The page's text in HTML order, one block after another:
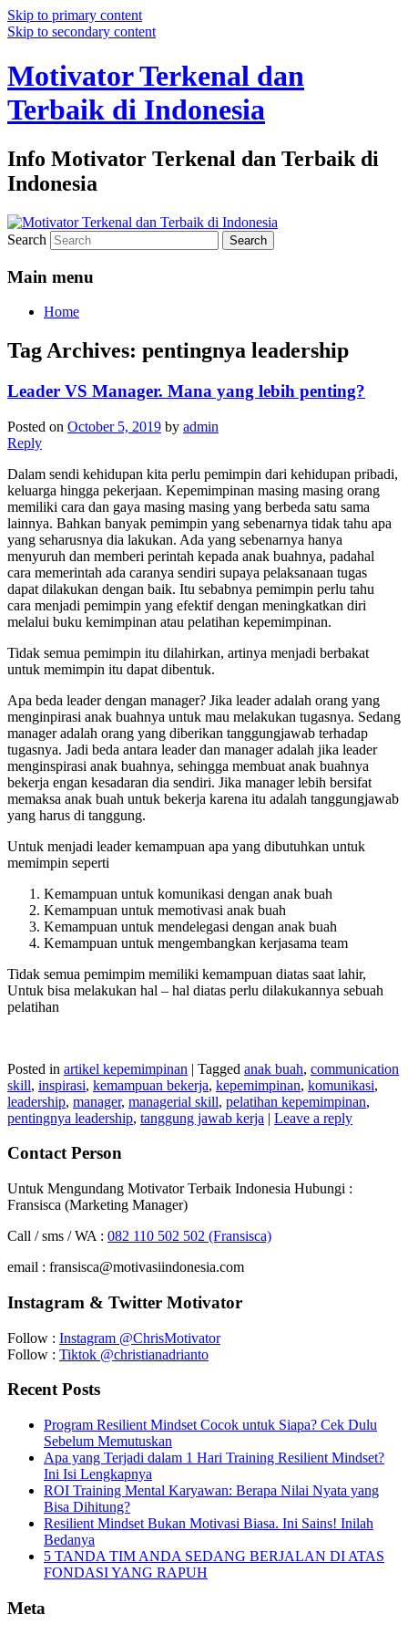
Skip to primary content
Skip to secondary content
Motivator Terkenal dan
Terbaik di Indonesia
Info Motivator Terkenal dan Terbaik di
Indonesia
Search
Main menu
Home
Tag Archives: pentingnya leadership
Leader VS Manager. Mana yang lebih penting?
Posted on October 5, 2019 by admin
Reply
Dalam sendi kehidupan kita perlu pemimpin dari kehidupan pribadi,
keluarga hingga pekerjaan. Kepemimpinan masing masing orang
memiliki cara dan gaya masing masing yang berbeda satu sama
lainnya. Bahkan banyak pemimpin yang sebenarnya tidak tahu apa
yang seharusnya dia lakukan. Ada yang sebenarnya hanya
menyuruh dan memberi perintah kepada anak buahnya, padahal
cara memerintah ada caranya sendiri supaya pelaksanaan tugas
dapat dilakukan dengan baik. Itu sebabnya pemimpin perlu tahu
cara menjadi pemimpin yang efektif dengan meningkatkan diri
melalui buku kemimpinan atau pelatihan kepemimpinan.
Tidak semua pemimpin itu dilahirkan, artinya menjadi berbakat
untuk memimpin itu dapat dibentuk.
Apa beda leader dengan manager? Jika leader adalah orang yang
menginpirasi anak buahnya untuk mau melakukan tugasnya. Sedang
manager adalah orang yang diberikan tanggungjawab terhadap
tugasnya. Jadi beda antara leader dan manager adalah jika leader
menginspirasi anak buahnya, sehingga membuat anak buahnya
bekerja engan kesadaran dia sendiri. Jika manager lebih bersifat
memaksa anak buah untuk bekerja karena itu adalah tanggungjawab
yang harus di tanggung.
Untuk menjadi leader kemampuan apa yang dibutuhkan untuk
memimpin seperti
Kemampuan untuk komunikasi dengan anak buah
Kemampuan untuk memotivasi anak buah
Kemampuan untuk mendelegasi dengan anak buah
Kemampuan untuk mengembangkan kerjasama team
Tidak semua pemimpim memiliki kemampuan diatas saat lahir,
Untuk bisa melakukan hal – hal diatas perlu dilakukannya sebuah
pelatihan
Posted in artikel kepemimpinan | Tagged anak buah, communication
skill, inspirasi, kemampuan bekerja, kepemimpinan, komunikasi,
leadership, manager, managerial skill, pelatihan kepemimpinan,
pentingnya leadership, tanggung jawab kerja | Leave a reply
Contact Person
Untuk Mengundang Motivator Terbaik Indonesia Hubungi :
Fransisca (Marketing Manager)
Call / sms / WA : 082 110 502 502 (Fransisca)
email : fransisca@motivasiindonesia.com
Instagram & Twitter Motivator
Follow : Instagram @ChrisMotivator
Follow : Tiktok @christianadrianto
Recent Posts
Program Resilient Mindset Cocok untuk Siapa? Cek Dulu
Sebelum Memutuskan
Apa yang Terjadi dalam 1 Hari Training Resilient Mindset?
Ini Isi Lengkapnya
ROI Training Mental Karyawan: Berapa Nilai Nyata yang
Bisa Dihitung?
Resilient Mindset Bukan Motivasi Biasa. Ini Sains! Inilah
Bedanya
5 TANDA TIM ANDA SEDANG BERJALAN DI ATAS
FONDASI YANG RAPUH
Meta